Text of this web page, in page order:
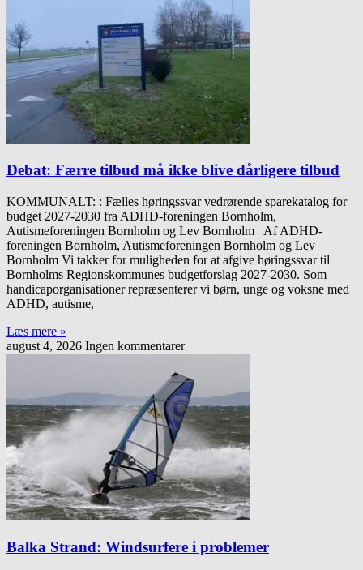
Debat: Færre tilbud må ikke blive dårligere tilbud
KOMMUNALT: : Fælles høringssvar vedrørende sparekatalog for
budget 2027-2030 fra ADHD-foreningen Bornholm,
Autismeforeningen Bornholm og Lev Bornholm Af ADHD-
foreningen Bornholm, Autismeforeningen Bornholm og Lev
Bornholm Vi takker for muligheden for at afgive høringssvar til
Bornholms Regionskommunes budgetforslag 2027-2030. Som
handicaporganisationer repræsenterer vi børn, unge og voksne med
ADHD, autisme,
Læs mere »
august 4, 2026 Ingen kommentarer
Balka Strand: Windsurfere i problemer